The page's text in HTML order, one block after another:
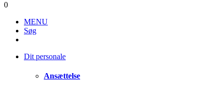
0
MENU
Søg
Dit personale
Ansættelse